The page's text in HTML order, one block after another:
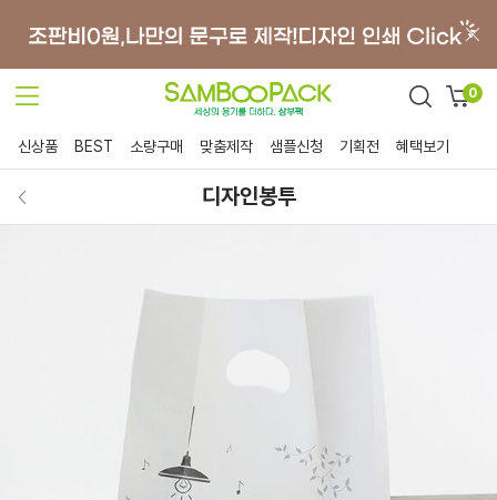
0
신상품 BEST 소량구매 맞춤제작 샘플신청 기획전 혜택보기
디자인봉투